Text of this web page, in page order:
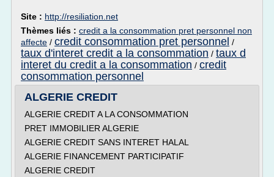
Site : http://resiliation.net
Thèmes liés : credit a la consommation pret personnel non
affecte / credit consommation pret personnel /
taux d'interet credit a la consommation / taux d
interet du credit a la consommation / credit
consommation personnel
ALGERIE CREDIT
ALGERIE CREDIT A LA CONSOMMATION
PRET IMMOBILIER ALGERIE
ALGERIE CREDIT SANS INTERET HALAL
ALGERIE FINANCEMENT PARTICIPATIF
ALGERIE CREDIT